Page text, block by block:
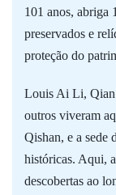
101 anos, abriga
preservados e
proteção do
Louis Ai Li, Qian
outros viveram
Qishan, e a sede
históricas. Aqui,
descobertas ao